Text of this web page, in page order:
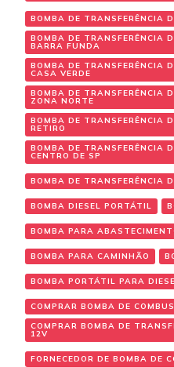
BOMBA DE TRANSFERÊNCIA
BOMBA DE TRANSFERÊNCIA
BARRA FUNDA
BOMBA DE TRANSFERÊNCIA
CASA VERDE
BOMBA DE TRANSFERÊNCIA
ZONA NORTE
BOMBA DE TRANSFERÊNCIA
RETIRO
BOMBA DE TRANSFERÊNCIA
CENTRO DE SP
BOMBA DE TRANSFERÊNCIA
BOMBA DIESEL PORTÁTIL
BOMBA PARA
BOMBA PARA CAMINHÃO
BOMBA PORTÁTIL PARA
COMPRAR BOMBA DE
COMPRAR BOMBA DE
12V
FORNECEDOR DE BOMBA DE